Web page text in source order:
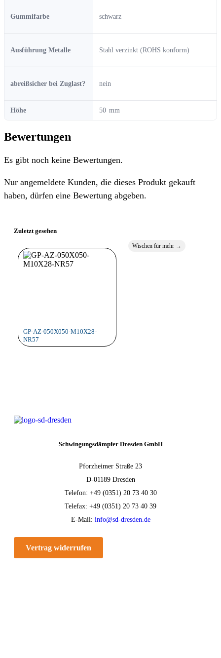
Gummifarbe schwarz
Ausführung Metalle Stahl verzinkt (ROHS konform)
abreißsicher bei Zuglast? nein
Höhe 50
Bewertungen
Es gibt noch keine Bewertungen.
Nur angemeldete Kunden, die dieses Produkt gekauft
haben, dürfen eine Bewertung abgeben.
Zuletzt gesehen
Wischen für mehr →
GP-AZ-050X050-M10X28-
NR57
Schwingungsdämpfer Dresden GmbH
Pforzheimer Straße 23
D-01189 Dresden
Telefon: +49 (0351) 20 73 40 30
Telefax: +49 (0351) 20 73 40 39
E-Mail: info@sd-dresden.de
Vertrag widerrufen